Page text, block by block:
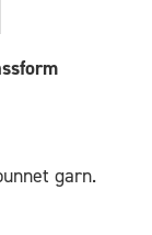
garn.